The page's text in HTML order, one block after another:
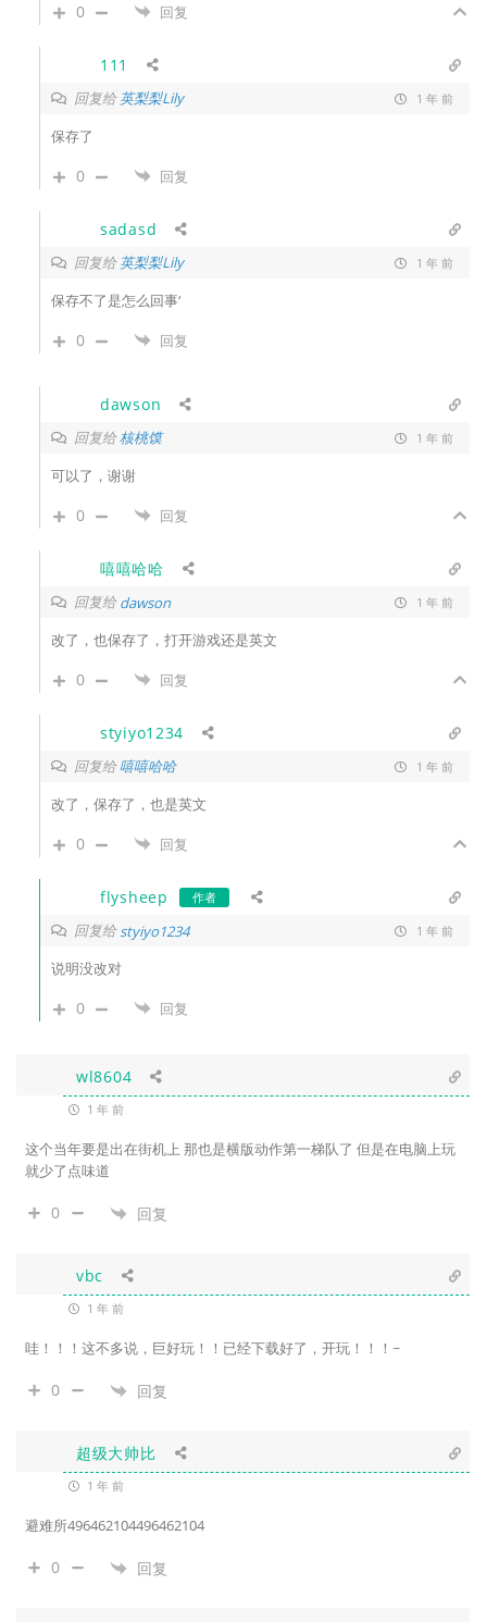
0 回复
111
回复给英梨梨Lily 1 年 前
保存了
0 回复
sadasd
回复给英梨梨Lily 1 年 前
保存不了是怎么回事‘
0 回复
dawson
回复给核桃馍 1 年 前
可以了，谢谢
0 回复
嘻嘻哈哈
回复给dawson 1 年 前
改了，也保存了，打开游戏还是英文
0 回复
styiyo1234
回复给嘻嘻哈哈 1 年 前
改了，保存了，也是英文
0 回复
flysheep 作者
回复给styiyo1234 1 年 前
说明没改对
0 回复
wl8604
1 年 前
这个当年要是出在街机上 那也是横版动作第一梯队了 但是在电脑上玩
就少了点味道
0 回复
vbc
1 年 前
哇！！！这不多说，巨好玩！！已经下载好了，开玩！！！~
0 回复
超级大帅比
1 年 前
避难所496462104496462104
0 回复